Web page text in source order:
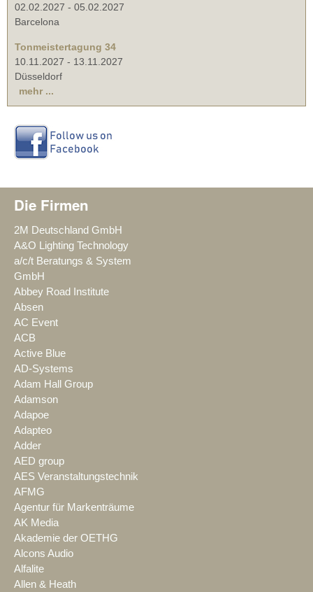
02.02.2027 - 05.02.2027
Barcelona
Tonmeistertagung 34
10.11.2027 - 13.11.2027
Düsseldorf
mehr ...
Die Firmen
2M Deutschland GmbH
A&O Lighting Technology
a/c/t Beratungs & System
GmbH
Abbey Road Institute
Absen
AC Event
ACB
Active Blue
AD-Systems
Adam Hall Group
Adamson
Adapoe
Adapteo
Adder
AED group
AES Veranstaltungstechnik
AFMG
Agentur für Markenträume
AK Media
Akademie der OETHG
Alcons Audio
Alfalite
Allen & Heath